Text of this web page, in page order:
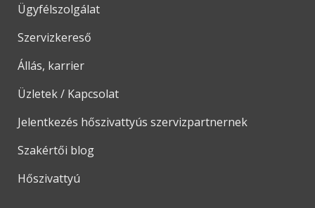
Ügyfélszolgálat
Szervizkereső
Állás, karrier
Üzletek / Kapcsolat
Jelentkezés hőszivattyús szervizpartnernek
Szakértői blog
Hőszivattyú